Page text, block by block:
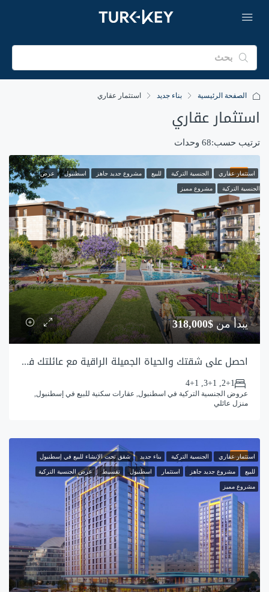
الصفحة الرئيسية بناء جديد استثمار عقاري
استثمار عقاري
68 وحداتترتيب حسب:
مميز
استثمار عقاري الجنسية التركية للبيع مشروع جديد جاهز اسطنبول عرض
الجنسية التركية مشروع مميز
يبدأ من$318,000
احصل على شقتك والحياة الجميلة الراقية مع عائلتك في كاياشهير باشاك شهير
2+1, 3+1, 4+1
عروض الجنسية التركية في اسطنبول, عقارات سكنية للبيع في إسطنبول,
منزل عائلي
مميز
استثمار عقاري الجنسية التركية بناء جديد شقق تحت الإنشاء للبيع في إسطنبول
للبيع مشروع جديد جاهز استثمار اسطنبول تقسيط عرض الجنسية التركية
مشروع مميز